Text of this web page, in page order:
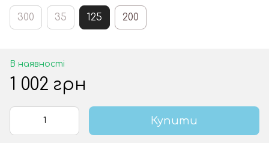
300 35 125 200
В наявності
1 002 грн
Купити